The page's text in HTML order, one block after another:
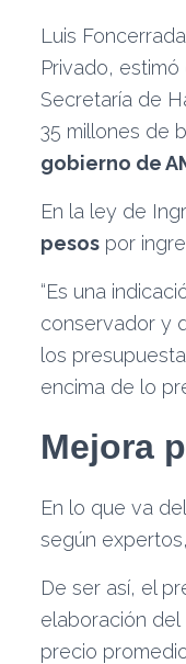
Luis
Privado,
Secretaría de
35 millones de
gobierno de
En la ley de
pesos por
“Es una
conservador y
los
encima de lo
Mejora
En lo que va
según
De ser así, el
elaboración del
precio